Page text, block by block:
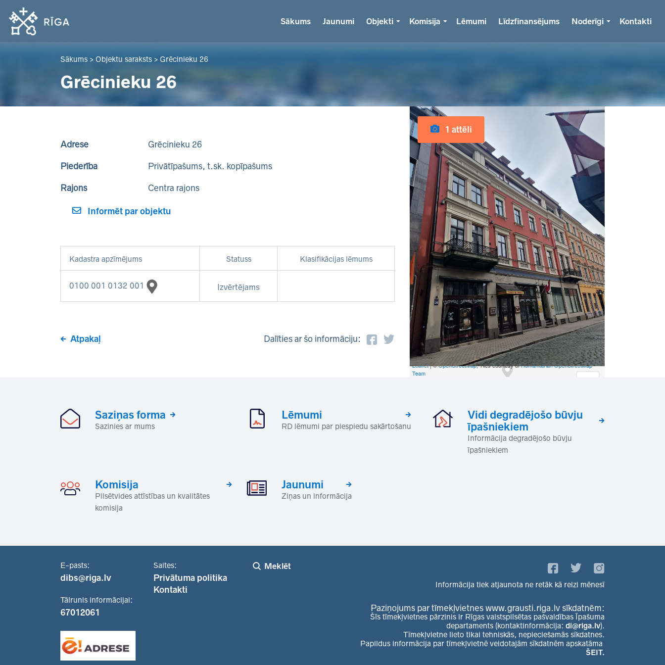
Sākums Jaunumi Objekti Komisija Lēmumi Līdzfinansējums Noderīgi Kontakti
Sākums > Objektu saraksts > Grēcinieku 26
Grēcinieku 26
Adrese Grēcinieku 26
Piederība Privātīpašums, t.sk. kopīpašums
Rajons Centra rajons
Informēt par objektu
Kadastra apzīmējums Statuss Klasifikācijas lēmums
0100 001 0132 001 Izvērtējams
Atpakaļ Dalīties ar šo informāciju:
1 attēli
+
−
Leaflet| ©OpenStreetMap, Tiles courtesy ofHumanitarian OpenStreetMap
Team
Saziņas forma
Sazinies ar mums
Lēmumi
RD lēmumi par piespiedu sakārtošanu
Vidi degradējošo būvju
īpašniekiem
Informācija degradējošo būvju
īpašniekiem
Komisija
Pilsētvides attīstības un kvalitātes
komisija
Jaunumi
Ziņas un informācija
E-pasts:
dibs@riga.lv
Tālrunis informācijai:
67012061
Saites:
Privātuma politika
Kontakti
Meklēt
Informācija tiek atjaunota ne retāk kā reizi mēnesī
Paziņojums par tīmekļvietnes www.grausti.riga.lv sīkdatnēm:
Šīs tīmekļvietnes pārzinis ir Rīgas valstspilsētas pašvaldības Īpašuma
departaments (kontaktinformācija: di@riga.lv).
Tīmekļvietne lieto tikai tehniskās, nepieciešamās sīkdatnes.
Papildus informācija par tīmekļvietnē veidotajām sīkdatnēm apskatāma
ŠEIT.